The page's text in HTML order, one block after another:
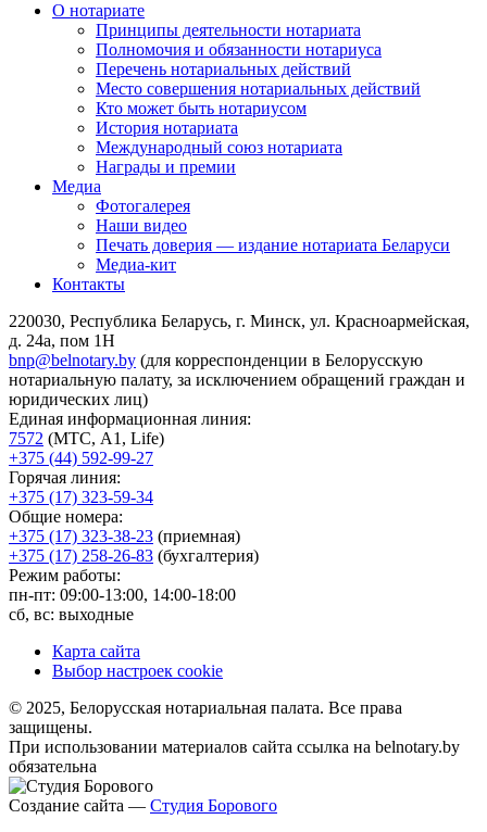
О нотариате
Принципы деятельности нотариата
Полномочия и обязанности нотариуса
Перечень нотариальных действий
Место совершения нотариальных действий
Кто может быть нотариусом
История нотариата
Международный союз нотариата
Награды и премии
Медиа
Фотогалерея
Наши видео
Печать доверия — издание нотариата Беларуси
Медиа-кит
Контакты
220030, Республика Беларусь, г. Минск, ул. Красноармейская,
д. 24а, пом 1Н
bnp@belnotary.by (для корреспонденции в Белорусскую
нотариальную палату, за исключением обращений граждан и
юридических лиц)
Единая информационная линия:
7572 (МТС, A1, Life)
+375 (44) 592-99-27
Горячая линия:
+375 (17) 323-59-34
Общие номера:
+375 (17) 323-38-23 (приемная)
+375 (17) 258-26-83 (бухгалтерия)
Режим работы:
пн-пт: 09:00-13:00, 14:00-18:00
сб, вс: выходные
Карта сайта
Выбор настроек cookie
© 2025, Белорусская нотариальная палата. Все права
защищены.
При использовании материалов сайта ссылка на belnotary.by
обязательна
Создание сайта — Студия Борового